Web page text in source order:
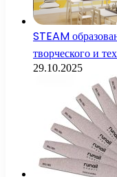
STEAM
творческого и
29.10.2025